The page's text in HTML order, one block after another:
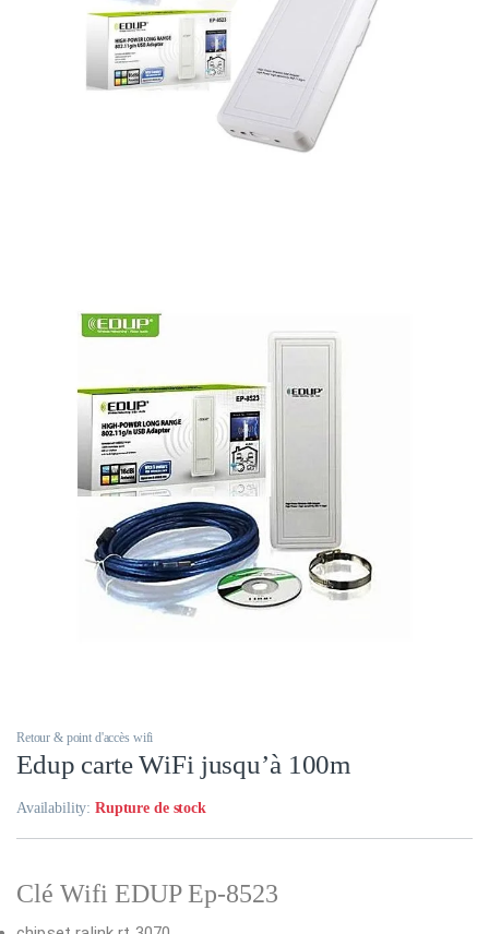
Retour & point d'accès wifi
Edup carte WiFi jusqu’à 100m
Availability:Rupture de stock
Clé Wifi EDUP Ep-8523